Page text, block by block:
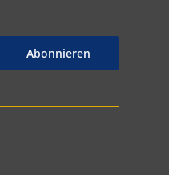
Abonnieren